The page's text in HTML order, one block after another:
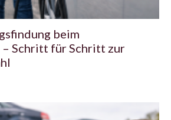
beim
Schritt für Schritt zur